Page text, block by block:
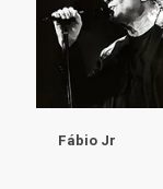
Fábio Jr